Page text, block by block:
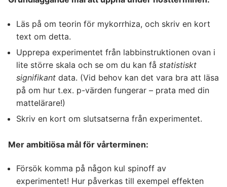
Läs på om teorin för mykorrhiza, och skriv en kort
text om detta.
Upprepa experimentet från labbinstruktionen ovan i
lite större skala och se om du kan få statistiskt
signifikant data. (Vid behov kan det vara bra att läsa
på om hur t.ex. p-värden fungerar – prata med din
mattelärare!)
Skriv en kort om slutsatserna från experimentet.
Mer ambitiösa mål för vårterminen:
Försök komma på någon kul spinoff av
experimentet! Hur påverkas till exempel effekten